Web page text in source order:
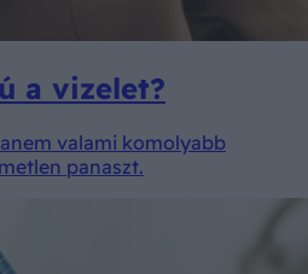
a vizelet?
valami komolyabb
panaszt.